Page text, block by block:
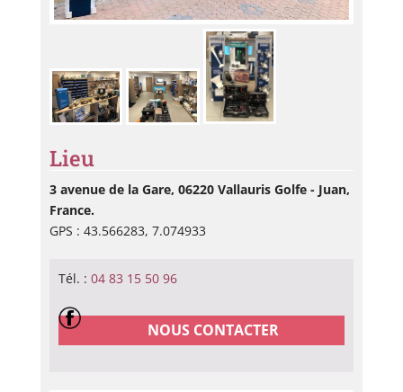
Lieu
3 avenue de la Gare, 06220 Vallauris Golfe - Juan,
France.
GPS : 43.566283, 7.074933
Tél. : 04 83 15 50 96
NOUS CONTACTER